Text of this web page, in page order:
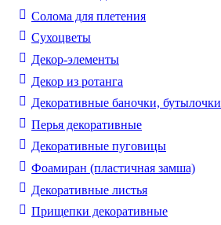
Солома для плетения
Cухоцветы
Декор-элементы
Декор из ротанга
Декоративные баночки, бутылочки
Перья декоративные
Декоративные пуговицы
Фоамиран (пластичная замша)
Декоративные листья
Прищепки декоративные